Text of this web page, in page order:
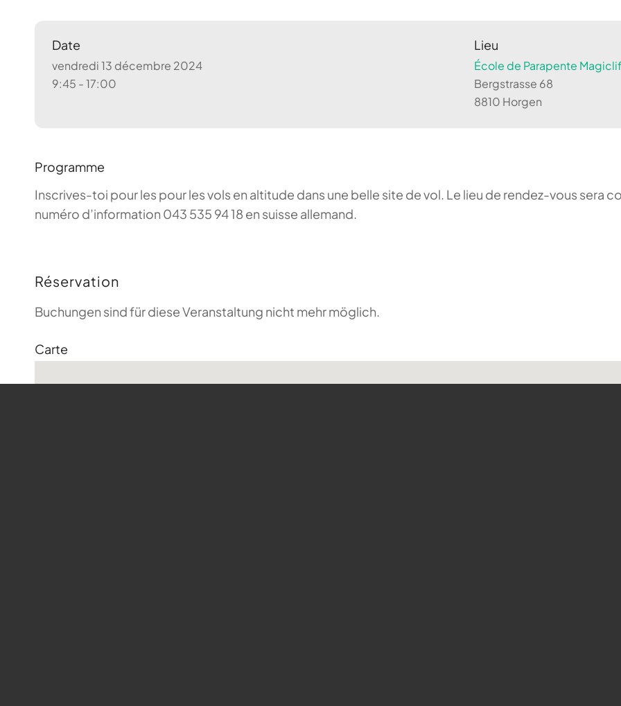
Date
vendredi 13 décembre 2024
9:45 - 17:00
Lieu
École de Parapente
Bergstrasse 68
8810 Horgen
Programme
Inscrives-toi pour les pour les vols en altitude dans une belle site de vol. Le lieu de rendez-vous sera
numéro d’information 043 535 94 18 en suisse allemand.
Réservation
Buchungen sind für diese Veranstaltung nicht mehr möglich.
Carte